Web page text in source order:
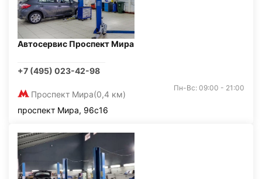
Автосервис Проспект Мира
+7 (495) 023-42-98
Проспект Мира(0,4 км)
Пн-Вс: 09:00 - 21:00
проспект Мира, 96с16